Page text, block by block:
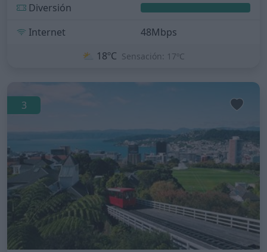
Diversión
Internet
48Mbps
⛅ 18ºC Sensación: 17ºC
3